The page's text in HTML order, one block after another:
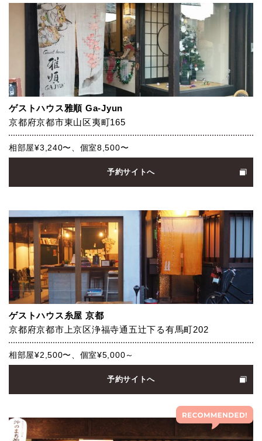
ゲストハウス雅順 Ga-Jyun
京都府京都市東山区夷町165
相部屋¥3,240〜、個室8,500〜
予約サイトへ
ゲストハウス糸屋 京都
京都府京都市上京区浄福寺通五辻下る有馬町202
相部屋¥2,500〜、個室¥5,000～
予約サイトへ